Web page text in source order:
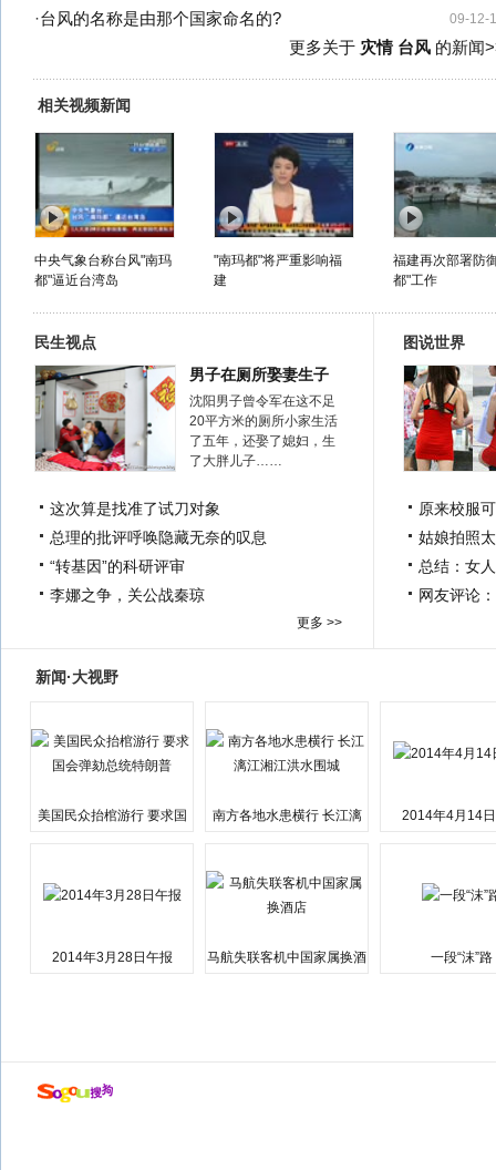
09-12-
·台风的名称是由那个国家命名的?
更多关于 灾情 台风的新闻
相关视频新闻
中央气象台称台风"南玛
都"逼近台湾岛
"南玛都"将严重影响福
建
福建再次部署防
都"工作
民生视点
男子在厕所娶妻生子
沈阳男子曾令军在这不足
20平方米的厕所小家生活
了五年，还娶了媳妇，生
了大胖儿子……
这次算是找准了试刀对象
总理的批评呼唤隐藏无奈的叹息
“转基因”的科研评审
李娜之争，关公战秦琼
更多 >>
图说世界
原来校服
姑娘拍照
总结：女
网友评论
新闻·大视野
美国民众抬棺游行 要求国
南方各地水患横行 长江漓
2014年4月14
2014年3月28日午报
马航失联客机中国家属换酒
一段“沫”路